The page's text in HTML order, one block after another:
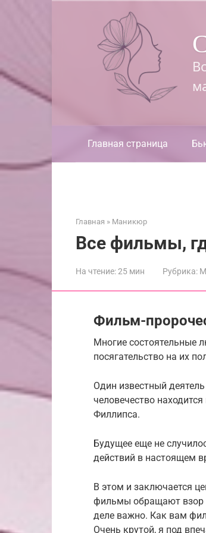
Главная страница
Главная » Маникюр
Все фильмы,
На чтение:25 мин Рубрика:
Фильм-
Многие состоятельные
посягательство на их
Один известный
человечество
Филлипса.
Будущее еще не
действий в настоящем
В этом и заключается
фильмы обращают взор
деле важно. Как вам
Очень крутой, я под